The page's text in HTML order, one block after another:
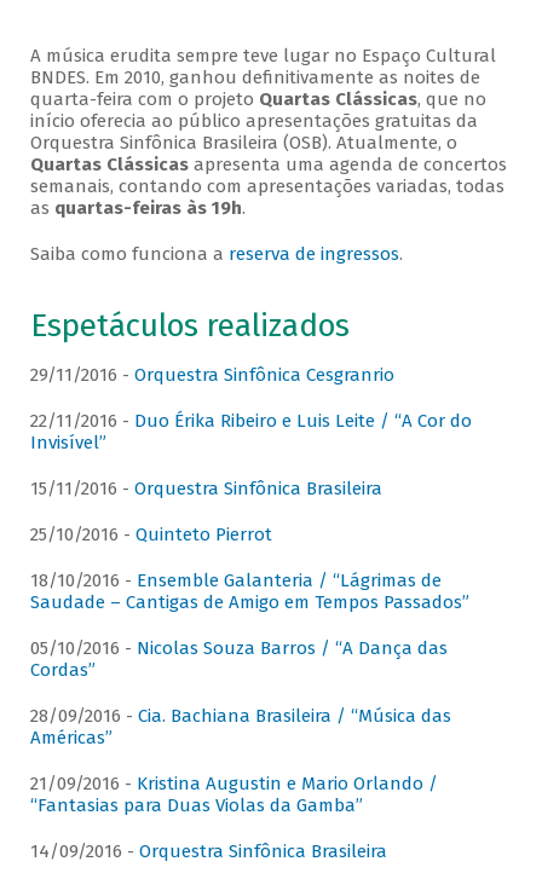
A música erudita sempre teve lugar no Espaço Cultural
BNDES. Em 2010, ganhou definitivamente as noites de
quarta-feira com o projeto Quartas Clássicas, que no
início oferecia ao público apresentações gratuitas da
Orquestra Sinfônica Brasileira (OSB). Atualmente, o
Quartas Clássicasapresenta uma agenda de concertos
semanais, contando com apresentações variadas, todas
as quartas-feiras às 19h.
Saiba como funciona a reserva de ingressos.
Espetáculos realizados
29/11/2016 - Orquestra Sinfônica Cesgranrio
22/11/2016 - Duo Érika Ribeiro e Luis Leite / “A Cor do
Invisível”
15/11/2016 - Orquestra Sinfônica Brasileira
25/10/2016 - Quinteto Pierrot
18/10/2016 - Ensemble Galanteria / “Lágrimas de
Saudade – Cantigas de Amigo em Tempos Passados”
05/10/2016 - Nicolas Souza Barros / “A Dança das
Cordas”
28/09/2016 - Cia. Bachiana Brasileira / “Música das
Américas”
21/09/2016 - Kristina Augustin e Mario Orlando /
“Fantasias para Duas Violas da Gamba”
14/09/2016 - Orquestra Sinfônica Brasileira